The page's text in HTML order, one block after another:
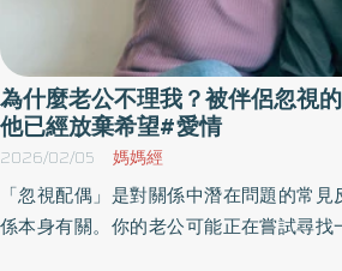
為什麼老公不理我？被伴侶忽視
他已經放棄希望#愛情
2026/02/05 媽媽經
「忽視配偶」是對關係中潛在問題的常
係本身有關。你的老公可能正在嘗試尋找